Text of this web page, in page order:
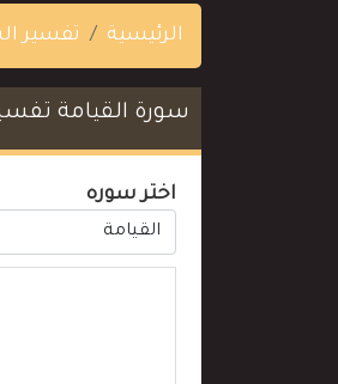
الرئيسية تفسير
سورة القيامة
اختر سوره